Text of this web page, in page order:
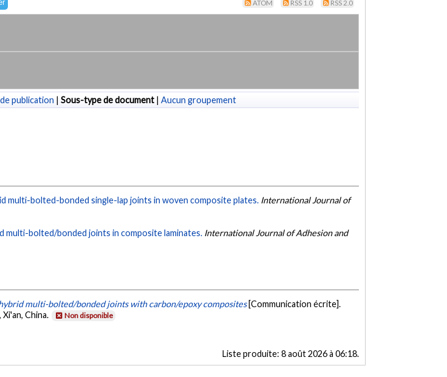
ATOM RSS 1.0 RSS 2.0
publication | Sous-type de document | Aucun groupement
multi-bolted-bonded single-lap joints in woven composite plates. International Journal of
multi-bolted/bonded joints in composite laminates. International Journal of Adhesion and
multi-bolted/bonded joints with carbon/epoxy composites [Communication écrite].
China.
Non disponible
Liste produite: 8 août 2026 à 06:18.